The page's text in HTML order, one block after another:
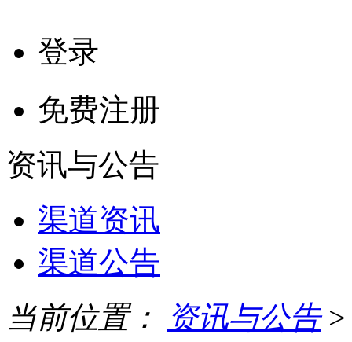
登录
免费注册
资讯与公告
渠道资讯
渠道公告
当前位置：
资讯与公告